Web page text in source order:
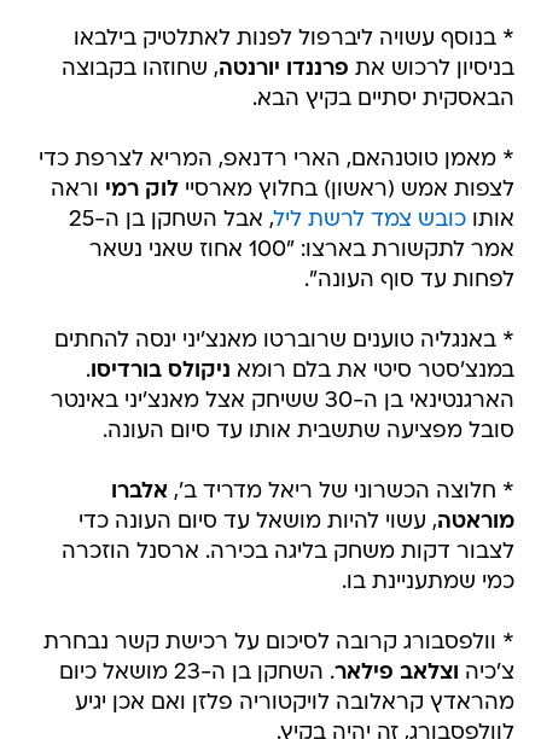
* בנוסף עשויה ליברפול לפנות לאתלטיק בילבאו
בניסיון לרכוש את פרננדו יורנטה, שחוזהו בקבוצה
הבאסקית יסתיים בקיץ הבא.
* מאמן טוטנהאם, הארי רדנאפ, המריא לצרפת כדי
לצפות אמש (ראשון) בחלוץ מארסיילוק רמי וראה
אותוכובש צמד לרשת ליל
, אבל השחקן בן ה-25
אמר לתקשורת בארצו: "100 אחוז שאני נשאר
לפחות עד סוף העונה".
* באנגליה טוענים שרוברטו מאנצ'יני ינסה להחתים
במנצ'סטר סיטי את בלם רומא ניקולס בורדיסו.
הארגנטינאי בן ה-30 ששיחק אצל מאנצ'יני באינטר
סובל מפציעה שתשבית אותו עד סיום העונה.
* חלוצה הכשרוני של ריאל מדריד ב', אלברו
מוראטה, עשוי להיות מושאל עד סיום העונה כדי
לצבור דקות משחק בליגה בכירה. ארסנל הוזכרה
כמי שמתעניינת בו.
* וולפסבורג קרובה לסיכום על רכישת קשר נבחרת
צ'כיה וצלאב פילאר
. השחקן בן ה-23 מושאל כיום
מהראדץ קראלובה לויקטוריה פלזן ואם אכן יגיע
לוולפסבורג, זה יהיה בקיץ.